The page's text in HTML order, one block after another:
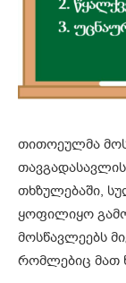
თითოეულმა
თხზულებაში,
ყოფილიყო
მოსწავლეებს
რომლებიც მათ